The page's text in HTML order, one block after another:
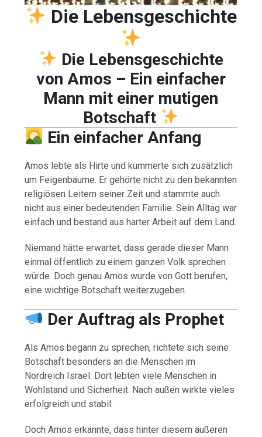
Die Lebensgeschichte
Die Lebensgeschichte
von Amos – Ein einfacher
Mann mit einer mutigen
Botschaft
Ein einfacher Anfang
Amos lebte als Hirte und kümmerte sich zusätzlich
um Feigenbäume. Er gehörte nicht zu den bekannten
religiösen Leitern seiner Zeit und stammte auch
nicht aus einer bedeutenden Familie. Sein Alltag war
einfach und bestand aus harter Arbeit auf dem Land.
Niemand hätte erwartet, dass gerade dieser Mann
einmal öffentlich zu einem ganzen Volk sprechen
würde. Doch genau Amos wurde von Gott berufen,
eine wichtige Botschaft weiterzugeben.
Der Auftrag als Prophet
Als Amos begann zu sprechen, richtete sich seine
Botschaft besonders an die Menschen im
Nordreich Israel. Dort lebten viele Menschen in
Wohlstand und Sicherheit. Nach außen wirkte vieles
erfolgreich und stabil.
Doch Amos erkannte, dass hinter diesem äußeren